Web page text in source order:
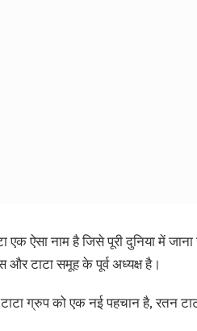
एक ऐसा नाम है जिसे पूरी दुनिया में
और टाटा समूह के पूर्व अध्यक्ष है।
टाटा ग्रुप को एक नई पहचान है, रतन